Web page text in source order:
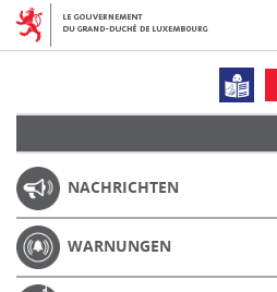
NACHRICHTEN
WARNUNGEN